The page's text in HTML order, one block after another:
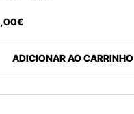
,00€
ADICIONAR AO CARRINHO